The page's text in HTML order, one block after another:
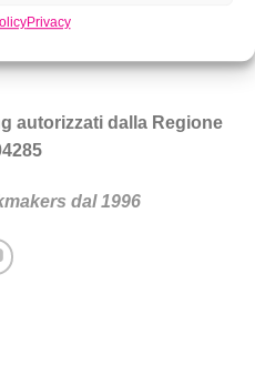
Privacy
un trucco da star.
autorizzati dalla Regione
dal 1996